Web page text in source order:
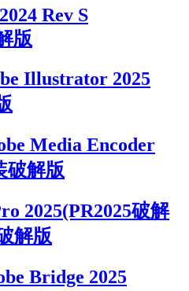
Rev S
版
Illustrator 2025
Media Encoder
破解版
2025(PR2025破解
解版
Bridge 2025